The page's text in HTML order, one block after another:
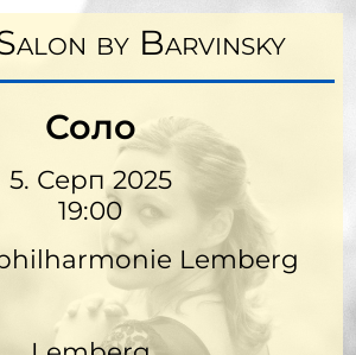
by Barvinsky
Соло
5. Серп 2025
19:00
Lemberg